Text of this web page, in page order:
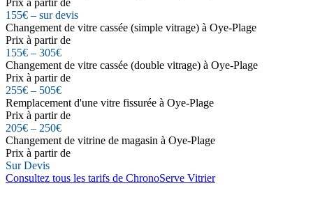
Prix à partir de
155€ – sur devis
Changement de vitre cassée (simple vitrage) à Oye-Plage
Prix à partir de
155€ – 305€
Changement de vitre cassée (double vitrage) à Oye-Plage
Prix à partir de
255€ – 505€
Remplacement d'une vitre fissurée à Oye-Plage
Prix à partir de
205€ – 250€
Changement de vitrine de magasin à Oye-Plage
Prix à partir de
Sur Devis
Consultez tous les tarifs de ChronoServe Vitrier